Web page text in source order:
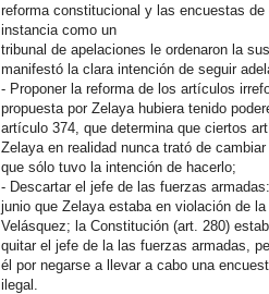
reforma constitucional y las encuestas
instancia como un
tribunal de apelaciones le ordenaron la
manifestó la clara intención de seguir
- Proponer la reforma de los artículos
propuesta por Zelaya hubiera tenido
artículo 374, que determina que ciertos
Zelaya en realidad nunca trató de
que sólo tuvo la intención de hacerlo;
- Descartar el jefe de las fuerzas
junio que Zelaya estaba en violación de
Velásquez; la Constitución (art. 280)
quitar el jefe de la las fuerzas armadas,
él por negarse a llevar a cabo una
ilegal.